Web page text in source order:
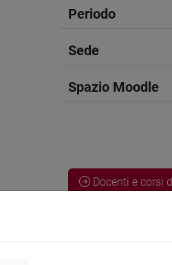
Periodo
Sede
Spazio Moodle
Docenti e corsi